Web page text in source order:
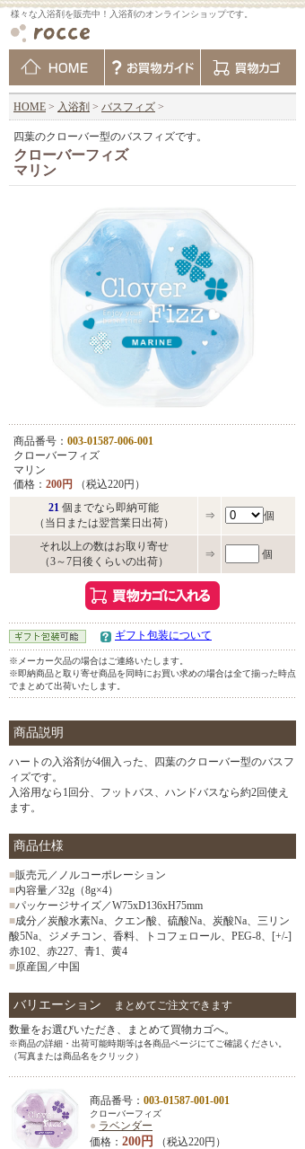
様々な入浴剤を販売中！入浴剤のオンラインショップです。
HOME > 入浴剤 > バスフィズ >
四葉のクローバー型のバスフィズです。
クローバーフィズ
マリン
商品番号： 003-01587-006-001
クローバーフィズ
マリン
価格： 200円
（税込220円）
21 個までなら即納可能
（当日または翌営業日出荷）
⇒ 個
それ以上の数はお取り寄せ
（3～7日後くらいの出荷）
⇒ 個
ギフト包装について
※メーカー欠品の場合はご連絡いたします。
※即納商品と取り寄せ商品を同時にお買い求めの場合は全て揃った時点
でまとめて出荷いたします。
商品説明
ハートの入浴剤が4個入った、四葉のクローバー型のバスフ
ィズです。
入浴用なら1回分、フットバス、ハンドバスなら約2回使え
ます。
商品仕様
■販売元／ノルコーポレーション
■内容量／32g（8g×4）
■パッケージサイズ／W75xD136xH75mm
■成分／炭酸水素Na、クエン酸、硫酸Na、炭酸Na、三リン
酸5Na、ジメチコン、香料、トコフェロール、PEG-8、[+/-]
赤102、赤227、青1、黄4
■原産国／中国
バリエーション
まとめてご注文できます
数量をお選びいただき、まとめて買物カゴへ。
※商品の詳細・出荷可能時期等は各商品ページにてご確認ください。
（写真または商品名をクリック）
商品番号： 003-01587-001-001
クローバーフィズ
● ラベンダー
価格： 200円 （税込220円）